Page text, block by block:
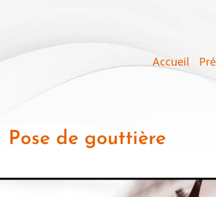
Main
Accueil
Pose de gouttière